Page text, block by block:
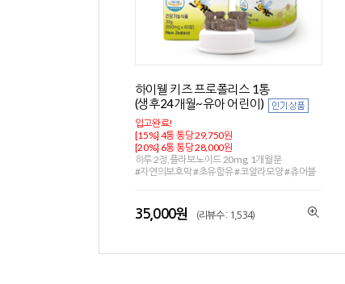
하이웰 키즈 프로폴리스 1통
(생후24개월~유아 어린이)
입고완료!
[15%] 4통 통당 29,750원
[20%] 6통 통당 28,000원
하루 2정,플라보노이드 20mg, 1개월분
#자연의보호막 #초유함유 #코알라모양 #츄어블
35,000원 (리뷰수 : 1,534)